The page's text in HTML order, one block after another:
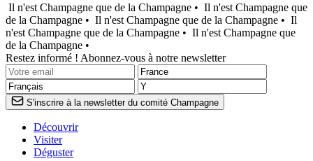
Il n'est Champagne que de la Champagne • Il n'est Champagne que
de la Champagne • Il n'est Champagne que de la Champagne • Il
n'est Champagne que de la Champagne • Il n'est Champagne que
de la Champagne •
Restez informé ! Abonnez-vous à notre newsletter
S'inscrire à la newsletter du comité Champagne
Découvrir
Visiter
Déguster